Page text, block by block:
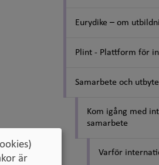
Eurydike – om
Plint - Plattform för
Samarbete och utbyte
Kom igång med
samarbete
Varför
är